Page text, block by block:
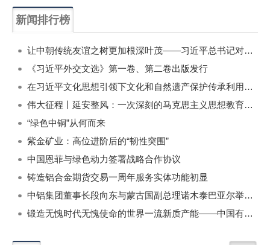
新闻排行榜
让中朝传统友谊之树更加根深叶茂——习近平总书记对朝鲜进行国事访问纪实
《习近平外交文选》第一卷、第二卷出版发行
在习近平文化思想引领下文化和自然遗产保护传承利用工作开创新局面
伟大征程丨延安整风：一次深刻的马克思主义思想教育运动
“绿色中铜”从何而来
紫金矿业：高位进阶后的“韧性突围”
中国恩菲与绿色动力签署战略合作协议
铸造铝合金期货交易一周年服务实体功能初显
中铝集团董事长段向东与蒙古国副总理诺木泰巴亚尔举行会谈
锻造无愧时代无愧使命的世界一流新质产能——中国有色金属工业的战略应对与破局之道（二）